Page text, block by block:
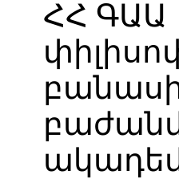
ՀՀ ԳԱԱ